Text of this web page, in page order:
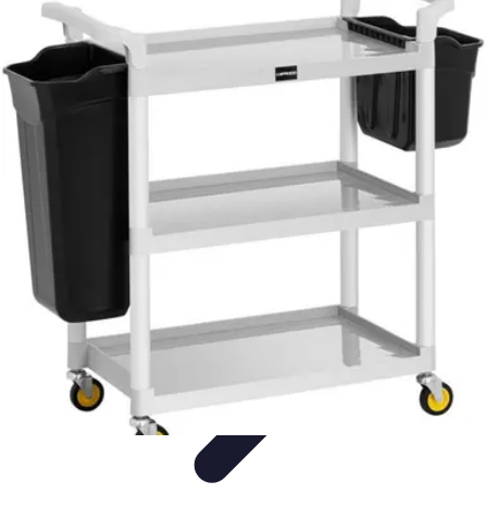
Encuentra Tu Hotel
Consejos de ReservaVacaciones en familiaVacaciones en
Familia
Consejos para Reservar